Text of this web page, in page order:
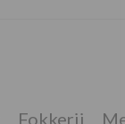
Fokkerij